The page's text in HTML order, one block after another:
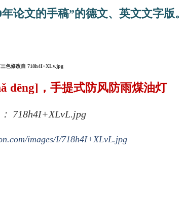
论文的手稿”的德文、英文文字版
dēng]，手提式防风防雨煤油灯
718h4I+XLvL.jpg
images/I/718h4I+XLvL.jpg